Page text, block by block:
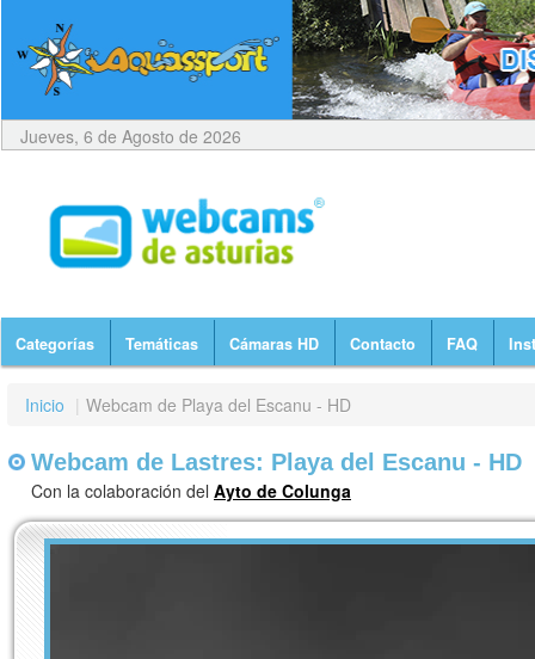
Jueves, 6 de Agosto de 2026
Categorías Temáticas Cámaras HD Contacto FAQ
Inicio | Webcam de Playa del Escanu - HD
Webcam de Lastres: Playa del Escanu - HD
Con la colaboración del Ayto de Colunga